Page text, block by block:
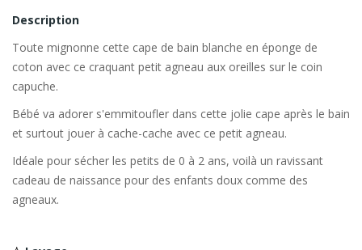
Description
Toute mignonne cette cape de bain blanche en éponge de
coton avec ce craquant petit agneau aux oreilles sur le coin
capuche.
Bébé va adorer s'emmitoufler dans cette jolie cape après le bain
et surtout jouer à cache-cache avec ce petit agneau.
Idéale pour sécher les petits de 0 à 2 ans, voilà un ravissant
cadeau de naissance pour des enfants doux comme des
agneaux.